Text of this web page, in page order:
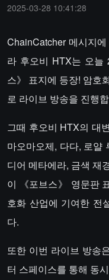
2025-03-28 10:41:28
ChainCatcher 메시지
라 후오비 HTX는 오늘
스》 표지에 등장! 암호
로 라이브 방송을 진행
그때 후오비 HTX의 대
마오마오제, 다다, 로얄
디어 메타에라, 금색 재
이 《포브스》 영문판
호화 산업에 기여한 전
다.
또한 이번 라이브 방송
터 스페이스를 통해 동